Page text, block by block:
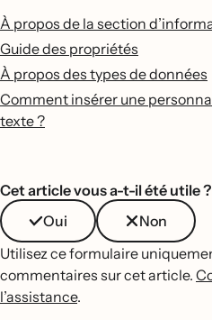
À propos de la section
Guide des propriétés
À propos des types de données
Comment insérer une
texte ?
Cet article vous a-t-il été utile ?
Oui
Non
Utilisez ce formulaire
commentaires sur cet article.
l’assistance.